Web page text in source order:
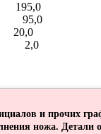
20,0
2,0
и прочих
ножа. Детали